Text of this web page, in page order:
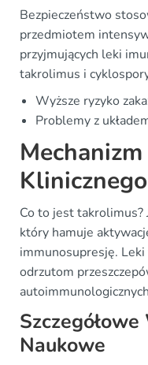
Bezpieczeństwo
przedmiotem
przyjmujących leki
takrolimus i
Wyższe ryzyko
Problemy z
Klinicznego
Co to jest
który hamuje
immunosupresję.
odrzutom
Naukowe